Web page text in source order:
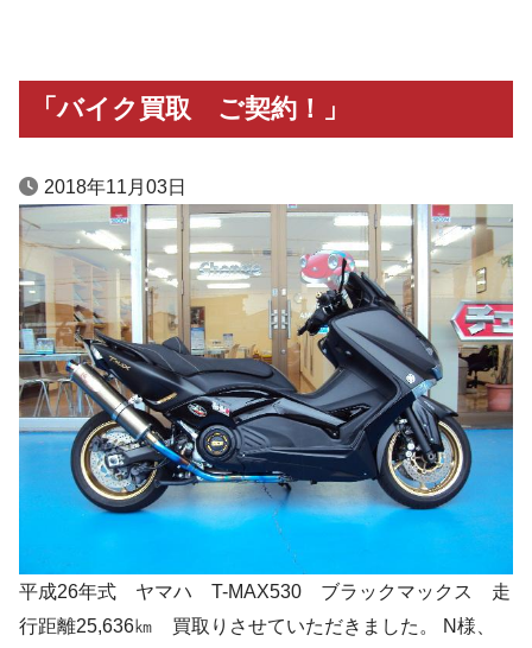
「バイク買取 ご契約！」
2018年11月03日
平成26年式 ヤマハ T-MAX530 ブラックマックス 走
行距離25,636㎞ 買取りさせていただきました。 N様、